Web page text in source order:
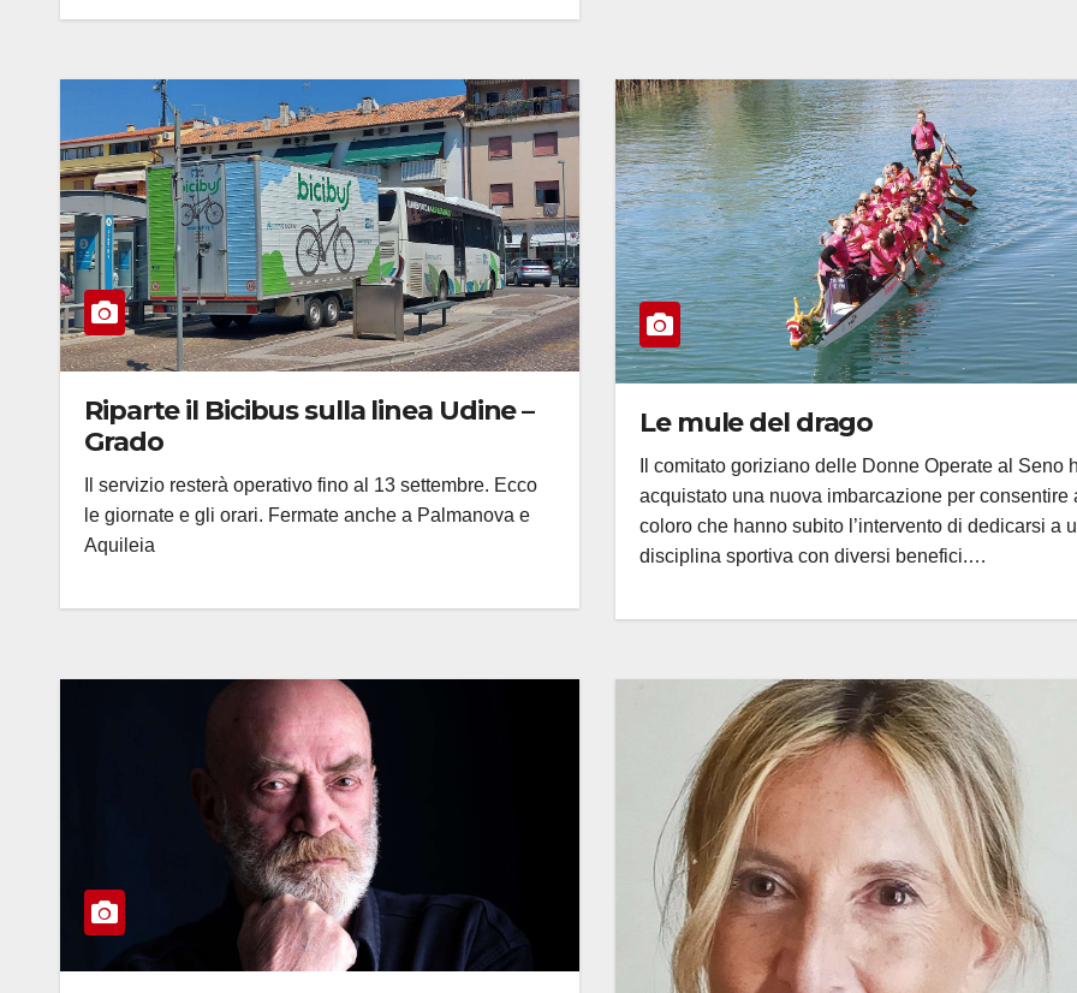
Riparte il Bicibus sulla linea Udine –
Grado
Il servizio resterà operativo fino al 13 settembre. Ecco
le giornate e gli orari. Fermate anche a Palmanova e
Aquileia
Le mule del drago
Il comitato goriziano delle Donne Operate al Seno
acquistato una nuova imbarcazione per consentire
coloro che hanno subito l’intervento di dedicarsi a
disciplina sportiva con diversi benefici.…